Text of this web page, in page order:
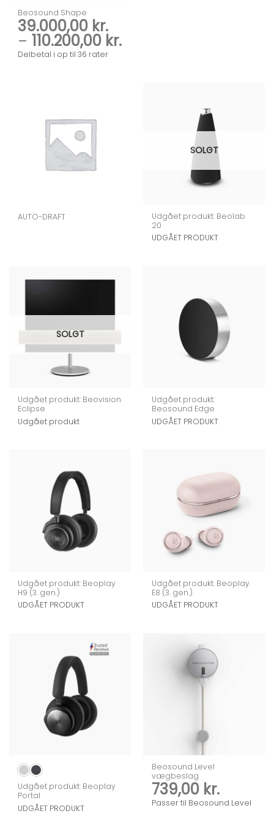
Beosound Shape
39.000,00 kr.
– 110.200,00 kr.Prisinterval:
Delbetal i op til 36 rater
AUTO-DRAFT
SOLGT
Udgået produkt: Beolab
20
UDGÅET PRODUKT
SOLGT
Udgået produkt: Beovision
Eclipse
Udgået produkt
Udgået produkt:
Beosound Edge
UDGÅET PRODUKT
Udgået produkt: Beoplay
H9 (3. gen.)
UDGÅET PRODUKT
Udgået produkt: Beoplay
E8 (3. gen.)
UDGÅET PRODUKT
Udgået produkt: Beoplay
Portal
UDGÅET PRODUKT
Beosound Level
vægbeslag
739,00 kr.
Passer til Beosound Level